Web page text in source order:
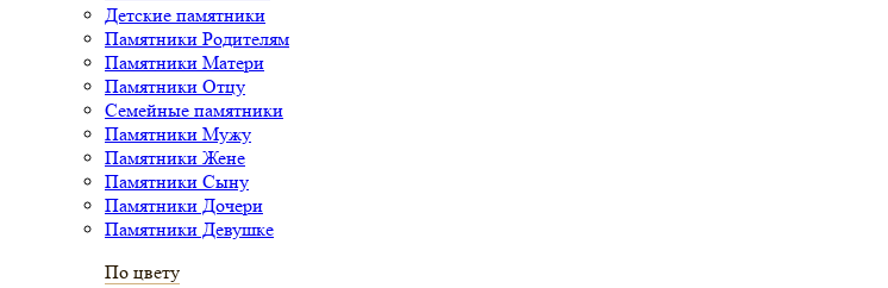
Детские памятники
Памятники Родителям
Памятники Матери
Памятники Отцу
Семейные памятники
Памятники Мужу
Памятники Жене
Памятники Сыну
Памятники Дочери
Памятники Девушке
По цвету